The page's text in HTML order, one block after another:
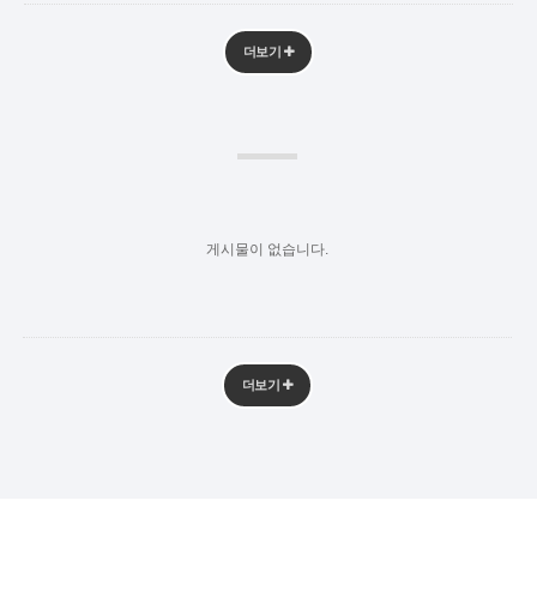
더보기
게시물이 없습니다.
더보기